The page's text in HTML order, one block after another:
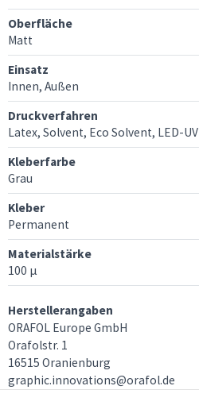
Oberfläche
Matt
Einsatz
Innen, Außen
Druckverfahren
Latex, Solvent, Eco Solvent, LED-UV
Kleberfarbe
Grau
Kleber
Permanent
Materialstärke
100 µ
Herstellerangaben
ORAFOL Europe GmbH
Orafolstr. 1
16515 Oranienburg
graphic.innovations@orafol.de